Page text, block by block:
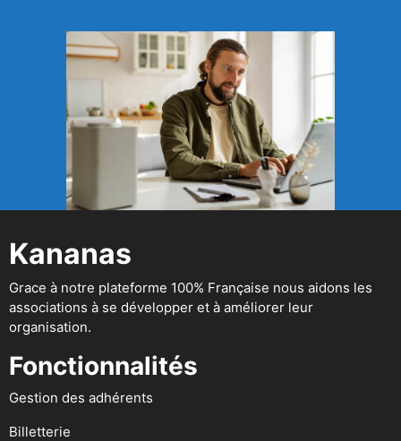
Kananas
Grace à notre plateforme 100% Française nous aidons les
associations à se développer et à améliorer leur
organisation.
Fonctionnalités
Gestion des adhérents
Billetterie